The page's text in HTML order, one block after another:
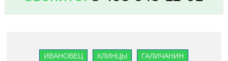
ИВАНОВЕЦ КЛИНЦЫ ГАЛИЧАНИН